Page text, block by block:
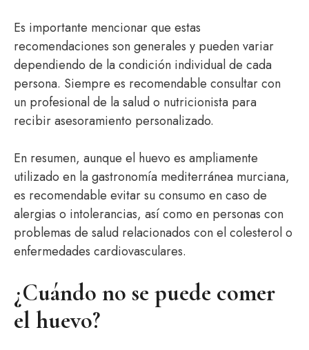
Es importante mencionar que estas
recomendaciones son generales y pueden variar
dependiendo de la condición individual de cada
persona. Siempre es recomendable consultar con
un profesional de la salud o nutricionista para
recibir asesoramiento personalizado.
En resumen, aunque el huevo es ampliamente
utilizado en la gastronomía mediterránea murciana,
es recomendable evitar su consumo en caso de
alergias o intolerancias, así como en personas con
problemas de salud relacionados con el colesterol o
enfermedades cardiovasculares.
¿Cuándo no se puede comer
el huevo?